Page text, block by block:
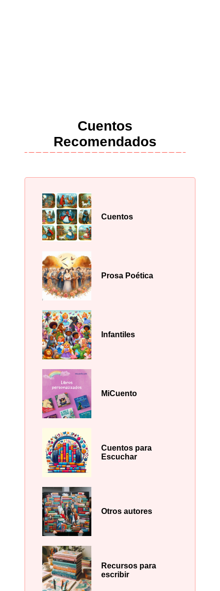
Cuentos
Recomendados
Cuentos
Prosa Poética
Infantiles
MiCuento
Cuentos para
Escuchar
Otros autores
Recursos para
escribir